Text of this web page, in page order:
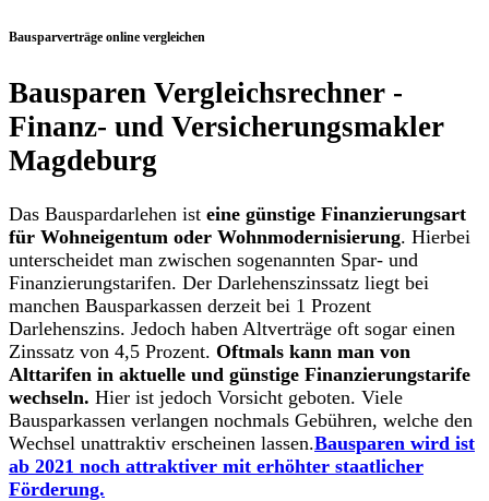
Bausparverträge online vergleichen
Bausparen Vergleichsrechner -
Finanz- und Versicherungsmakler
Magdeburg
Das Bauspardarlehen ist eine günstige Finanzierungsart
für Wohneigentum oder Wohnmodernisierung. Hierbei
unterscheidet man zwischen sogenannten Spar- und
Finanzierungstarifen. Der Darlehenszinssatz liegt bei
manchen Bausparkassen derzeit bei 1 Prozent
Darlehenszins. Jedoch haben Altverträge oft sogar einen
Zinssatz von 4,5 Prozent. Oftmals kann man von
Alttarifen in aktuelle und günstige Finanzierungstarife
wechseln. Hier ist jedoch Vorsicht geboten. Viele
Bausparkassen verlangen nochmals Gebühren, welche den
Wechsel unattraktiv erscheinen lassen.Bausparen wird ist
ab 2021 noch attraktiver mit erhöhter staatlicher
Förderung.